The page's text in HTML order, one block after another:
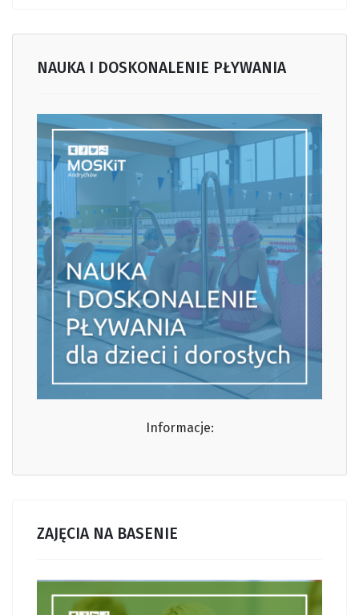
NAUKA I DOSKONALENIE PŁYWANIA
Informacje:
ZAJĘCIA NA BASENIE